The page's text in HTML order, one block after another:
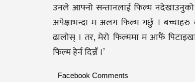
उनले आफ्नो सन्तानलाई फिल्म
अपेक्षाभन्दा म अलग फिल्म गर्छु । बच्चाहरु
ढालोस् । तर, मेरो फिल्ममा म आफैं
फिल्म हेर्न दिन्नँ ।’
Facebook Comments